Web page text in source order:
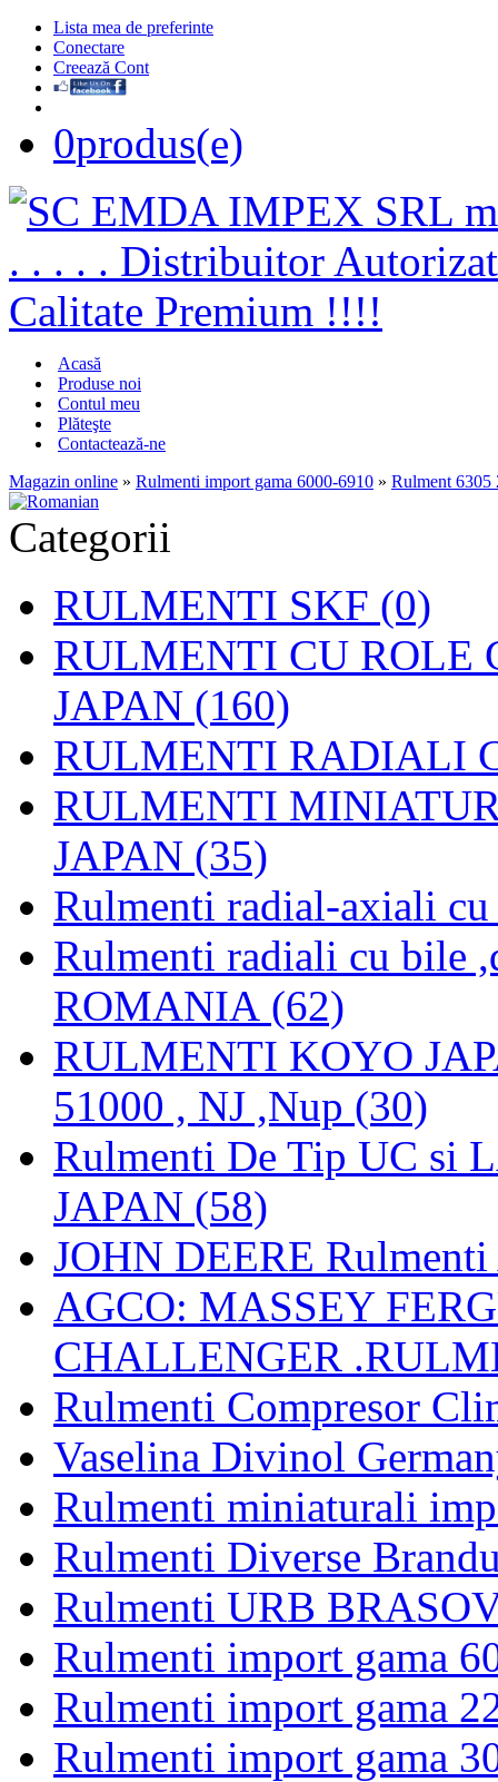
Lista mea de preferinte
Conectare
Creează Cont
0produs(e)
Acasă
Produse noi
Contul meu
Plăteşte
Contactează-ne
Magazin online » Rulmenti import gama 6000-6910 » Rulment 6305
Categorii
RULMENTI SKF (0)
RULMENTI CU ROLE
JAPAN (160)
RULMENTI RADIALI
RULMENTI
JAPAN (35)
Rulmenti radial-axiali
Rulmenti radiali cu bile
ROMANIA (62)
RULMENTI KOYO
51000 , NJ ,Nup (30)
Rulmenti De Tip UC si
JAPAN (58)
JOHN DEERE
AGCO: MASSEY
CHALLENGER
Rulmenti Compresor
Vaselina Divinol
Rulmenti miniaturali
Rulmenti Diverse
Rulmenti URB
Rulmenti import gama
Rulmenti import gama
Rulmenti import gama